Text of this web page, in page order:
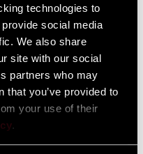
technologies to
social media
We also share
site with our social
partners who may
that you’ve provided to
your use of their
.